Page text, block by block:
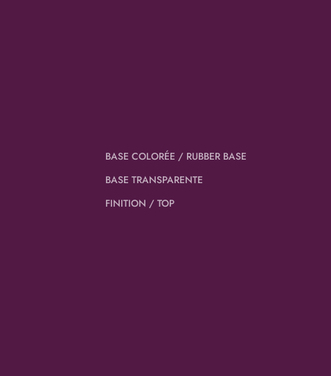
BASE COLORÉE / RUBBER BASE
BASE TRANSPARENTE
FINITION / TOP